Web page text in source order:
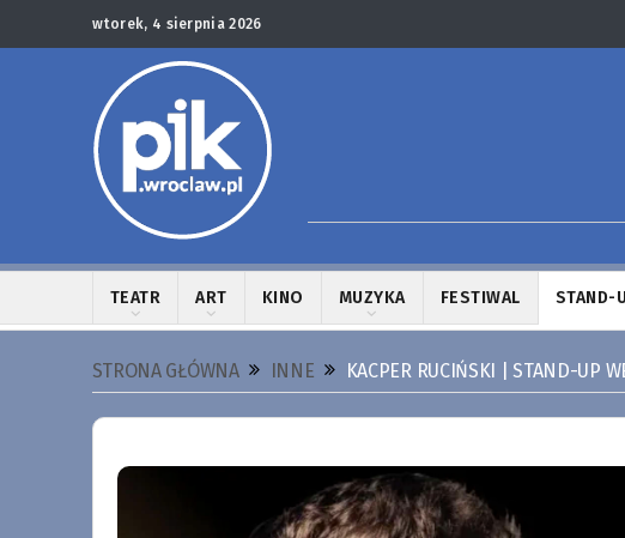
wtorek, 4 sierpnia 2026
TEATR ART KINO MUZYKA FESTIWAL STAND-
STRONA GŁÓWNA INNE KACPER RUCIŃSKI | STAND-UP